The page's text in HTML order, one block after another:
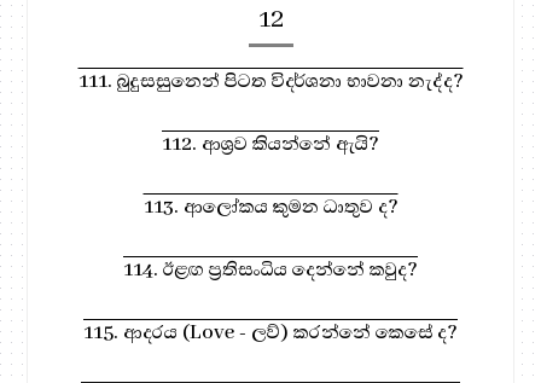
12
111. බුදුසසුනෙන් පිටත විදර්ශනා භාවනා නැද්ද?
112. ආශ්‍රව කියන්නේ ඇයි?
113. ආලෝකය කුමන ධාතුව ද?
114. ඊළඟ ප්‍රතිසංධිය දෙන්නේ කවුද?
115. ආදරය (Love - ලව්) කරන්නේ කෙසේ ද?